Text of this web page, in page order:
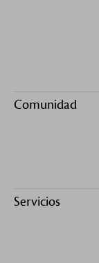
Comunidad
Servicios